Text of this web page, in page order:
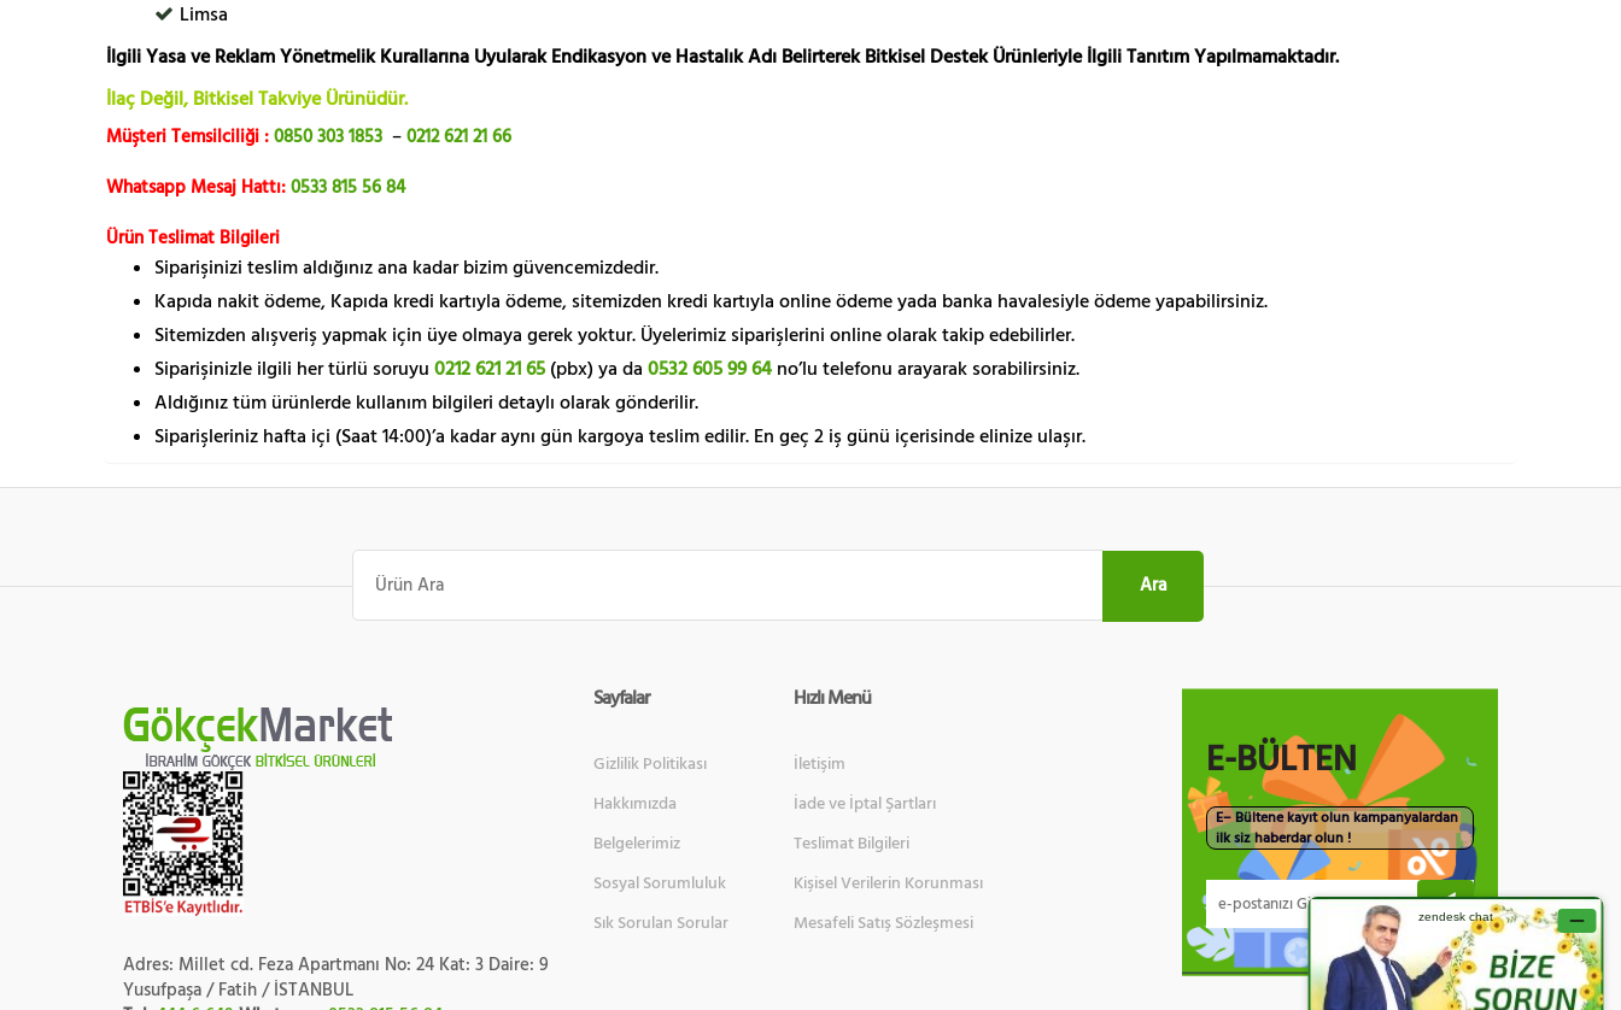
Limsa
İlgili Yasa ve Reklam Yönetmelik Kurallarına Uyularak Endikasyon ve Hastalık Adı Belirterek Bitkisel Destek Ürünleriyle İlgili Tanıtım Yapılmamaktadır.
İlaç Değil, Bitkisel Takviye Ürünüdür.
Müşteri Temsilciliği :0850 303 1853 –0212 621 21 66
Whatsapp Mesaj Hattı:0533 815 56 84
Ürün Teslimat Bilgileri
Siparişinizi teslim aldığınız ana kadar bizim güvencemizdedir.
Kapıda nakit ödeme, Kapıda kredi kartıyla ödeme, sitemizden kredi kartıyla online ödeme yada banka havalesiyle ödeme yapabilirsiniz.
Sitemizden alışveriş yapmak için üye olmaya gerek yoktur. Üyelerimiz siparişlerini online olarak takip edebilirler.
Siparişinizle ilgili her türlü soruyu 0212 621 21 65 (pbx) ya da 0532 605 99 64 no’lu telefonu arayarak sorabilirsiniz.
Aldığınız tüm ürünlerde kullanım bilgileri detaylı olarak gönderilir.
Siparişleriniz hafta içi (Saat 14:00)’a kadar aynı gün kargoya teslim edilir. En geç 2 iş günü içerisinde elinize ulaşır.
Ara:
Ara
Adres: Millet cd. Feza Apartmanı No: 24 Kat: 3 Daire: 9
Yusufpaşa / Fatih / İSTANBUL
Sayfalar
Gizlilik Politikası
Hakkımızda
Belgelerimiz
Sosyal Sorumluluk
Sık Sorulan Sorular
Hızlı Menü
İletişim
İade ve İptal Şartları
Teslimat Bilgileri
Kişisel Verilerin Korunması
Mesafeli Satış Sözleşmesi
E-BÜLTEN
E– Bültene kayıt olun kampanyalardan
ilk siz haberdar olun !